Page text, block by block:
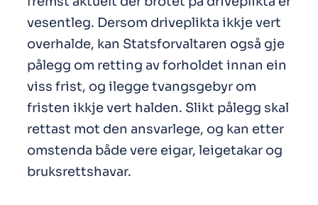
vesentleg. Dersom driveplikta ikkje vert
overhalde, kan Statsforvaltaren også gje
pålegg om retting av forholdet innan ein
viss frist, og ilegge tvangsgebyr om
fristen ikkje vert halden. Slikt pålegg skal
rettast mot den ansvarlege, og kan etter
omstenda både vere eigar, leigetakar og
bruksrettshavar.